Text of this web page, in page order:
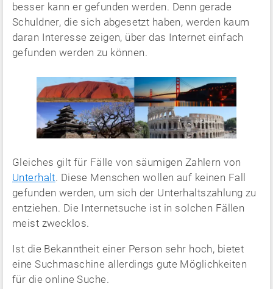
besser kann er gefunden werden. Denn gerade
Schuldner, die sich abgesetzt haben, werden kaum
daran Interesse zeigen, über das Internet einfach
gefunden werden zu können.
Gleiches gilt für Fälle von säumigen Zahlern von
Unterhalt. Diese Menschen wollen auf keinen Fall
gefunden werden, um sich der Unterhaltszahlung zu
entziehen. Die Internetsuche ist in solchen Fällen
meist zwecklos.
Ist die Bekanntheit einer Person sehr hoch, bietet
eine Suchmaschine allerdings gute Möglichkeiten
für die online Suche.